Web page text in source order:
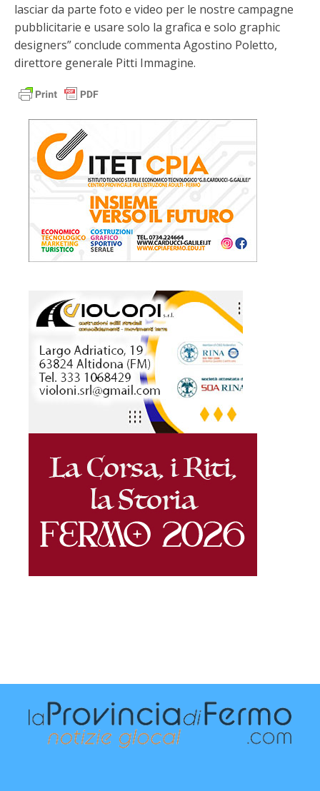
lasciar da parte foto e video per le nostre campagne
pubblicitarie e usare solo la grafica e solo graphic
designers” conclude commenta Agostino Poletto,
direttore generale Pitti Immagine.